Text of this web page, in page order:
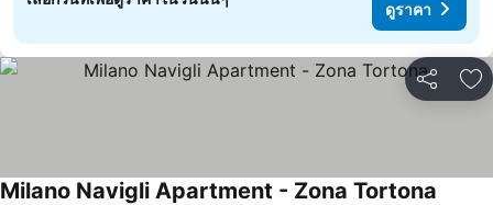
ดูราคา
แชร์ เ
Milano Navigli Apartment - Zona Tortona